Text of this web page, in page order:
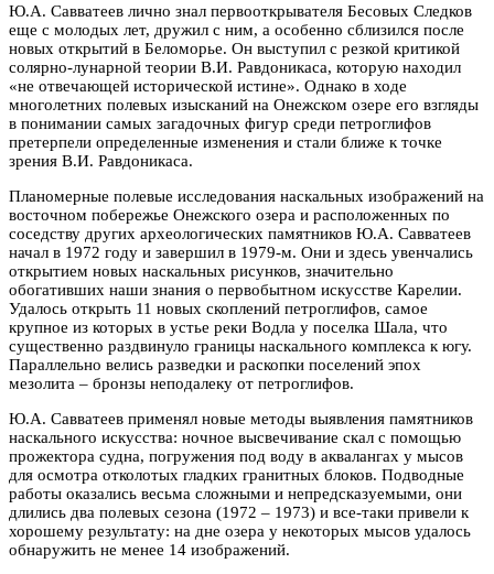
Ю.А. Савватеев лично знал первооткрывателя Бесовых Следков
еще с молодых лет, дружил с ним, а особенно сблизился после
новых открытий в Беломорье. Он выступил с резкой критикой
солярно-лунарной теории В.И. Равдоникаса, которую находил
«не отвечающей исторической истине». Однако в ходе
многолетних полевых изысканий на Онежском озере его взгляды
в понимании самых загадочных фигур среди петроглифов
претерпели определенные изменения и стали ближе к точке
зрения В.И. Равдоникаса.
Планомерные полевые исследования наскальных изображений на
восточном побережье Онежского озера и расположенных по
соседству других археологических памятников Ю.А. Савватеев
начал в 1972 году и завершил в 1979-м. Они и здесь увенчались
открытием новых наскальных рисунков, значительно
обогативших наши знания о первобытном искусстве Карелии.
Удалось открыть 11 новых скоплений петроглифов, самое
крупное из которых в устье реки Водла у поселка Шала, что
существенно раздвинуло границы наскального комплекса к югу.
Параллельно велись разведки и раскопки поселений эпох
мезолита – бронзы неподалеку от петроглифов.
Ю.А. Савватеев применял новые методы выявления памятников
наскального искусства: ночное высвечивание скал с помощью
прожектора судна, погружения под воду в аквалангах у мысов
для осмотра отколотых гладких гранитных блоков. Подводные
работы оказались весьма сложными и непредсказуемыми, они
длились два полевых сезона (1972 – 1973) и все-таки привели к
хорошему результату: на дне озера у некоторых мысов удалось
обнаружить не менее 14 изображений.